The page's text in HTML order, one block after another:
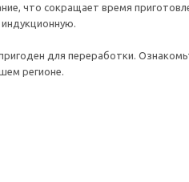
что сокращает время
для переработки.
регионе.